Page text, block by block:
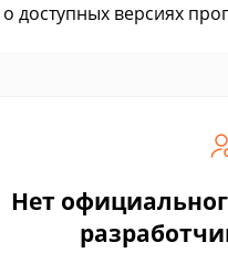
доступных версиях
Нет